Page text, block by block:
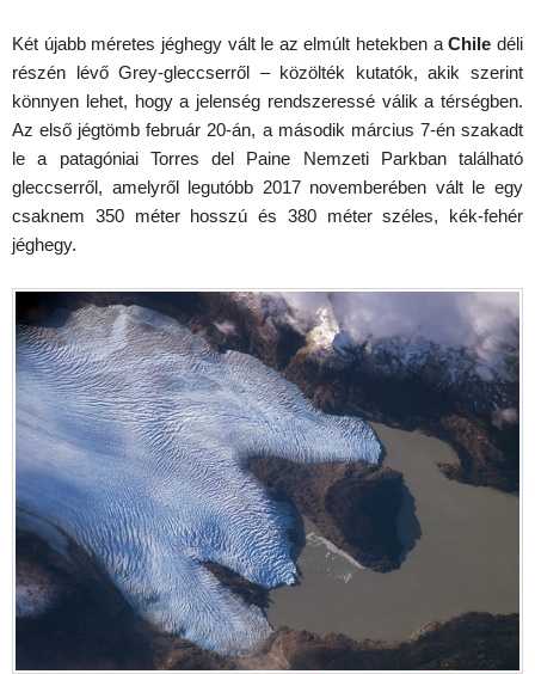
Két újabb méretes jéghegy vált le az elmúlt hetekben aChile déli
részén lévő Grey-gleccserről – közölték kutatók, akik szerint
könnyen lehet, hogy a jelenség rendszeressé válik a térségben.
Az első jégtömb február 20-án, a második március 7-én szakadt
le a patagóniai Torres del Paine Nemzeti Parkban található
gleccserről, amelyről legutóbb 2017 novemberében vált le egy
csaknem 350 méter hosszú és 380 méter széles, kék-fehér
jéghegy.